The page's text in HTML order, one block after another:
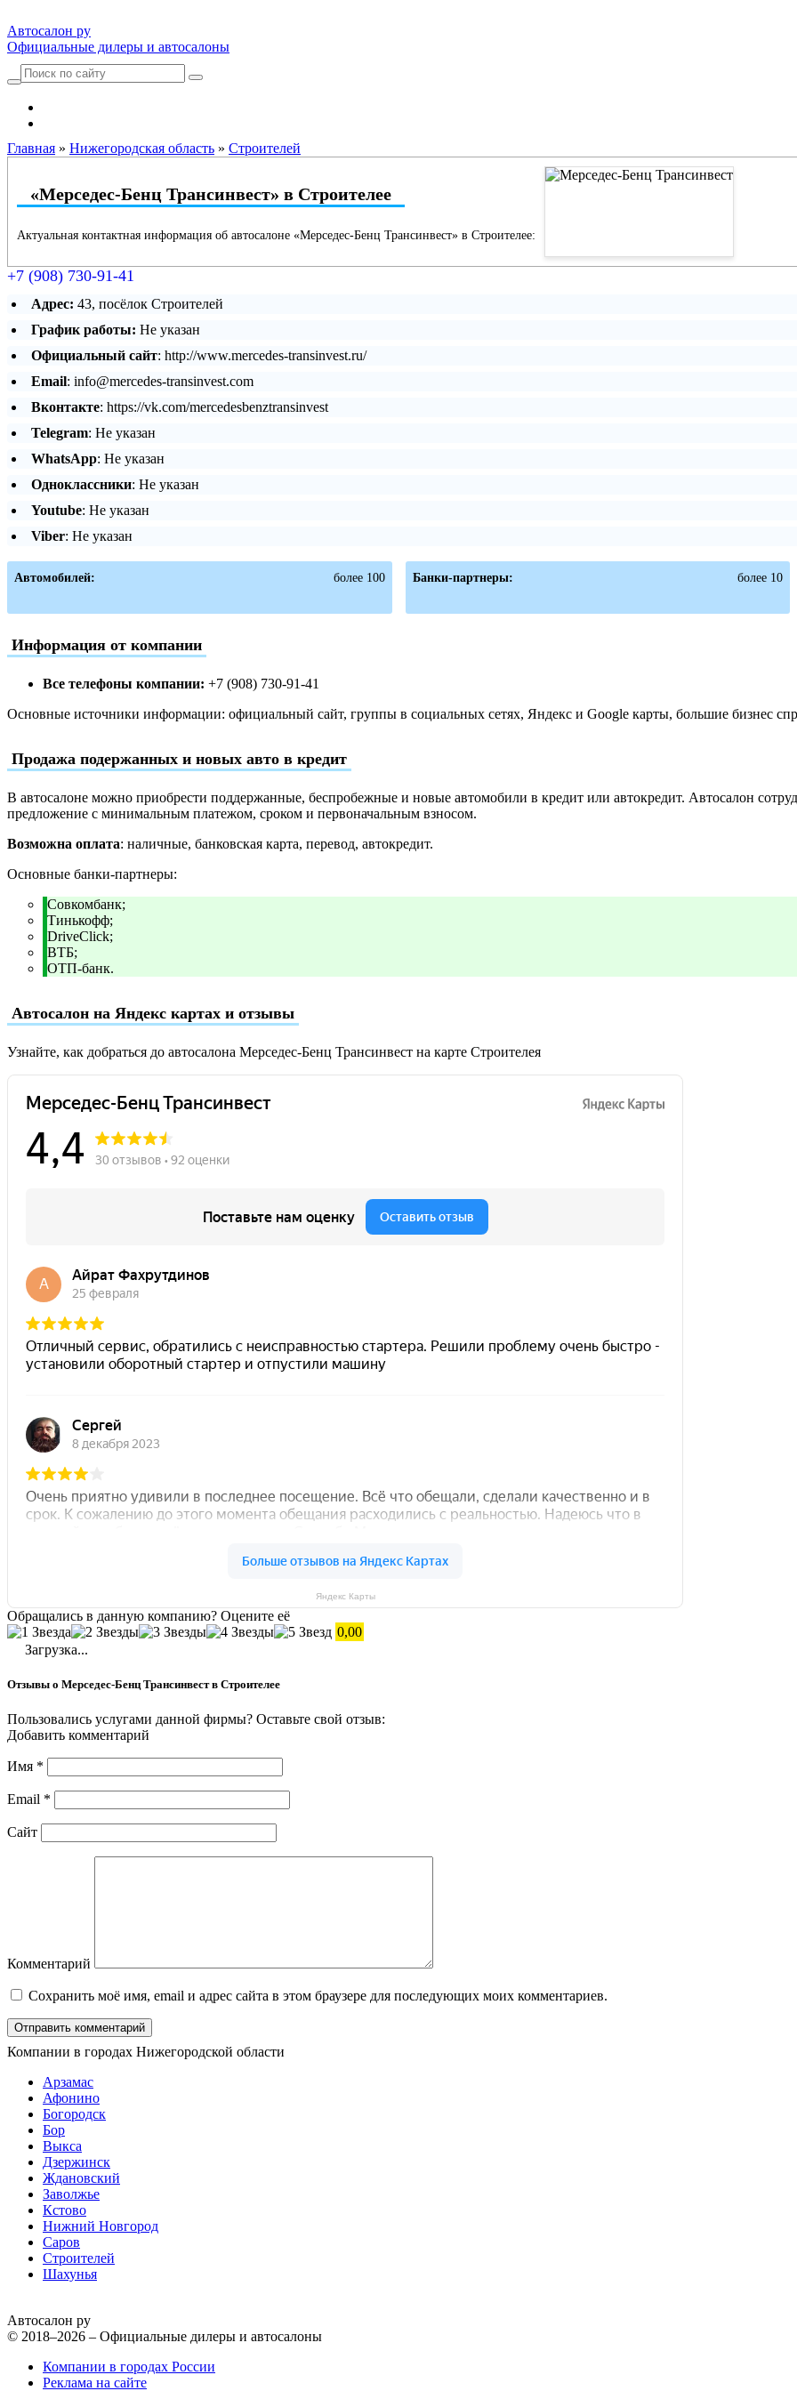
Автосалон ру
Официальные дилеры и автосалоны
Главная » Нижегородская область » Строителей
«Мерседес-Бенц Трансинвест» в Строителее
Актуальная контактная информация об автосалоне «Мерседес-Бенц Трансинвест» в Строителее:
+7 (908) 730-91-41
Адрес: 43, посёлок Строителей
График работы: Не указан
Официальный сайт: http://www.mercedes-transinvest.ru/
Email: info@mercedes-transinvest.com
Вконтакте: https://vk.com/mercedesbenztransinvest
Telegram: Не указан
WhatsApp: Не указан
Одноклассники: Не указан
Youtube: Не указан
Viber: Не указан
Автомобилей: более 100 Банки-партнеры: более 10
Информация от компании
Все телефоны компании: +7 (908) 730-91-41
Основные источники информации: официальный сайт, группы в социальных сетях, Яндекс и Google карты, большие бизнес
Продажа подержанных и новых авто в кредит
В автосалоне можно приобрести поддержанные, беспробежные и новые автомобили в кредит или автокредит. Автосалон
предложение с минимальным платежом, сроком и первоначальным взносом.
Возможна оплата: наличные, банковская карта, перевод, автокредит.
Основные банки-партнеры:
Совкомбанк;
Тинькофф;
DriveClick;
ВТБ;
ОТП-банк.
Автосалон на Яндекс картах и отзывы
Узнайте, как добраться до автосалона Мерседес-Бенц Трансинвест на карте Строителея
Яндекс Карты
Обращались в данную компанию? Оцените её
0,00
Загрузка...
Отзывы о Мерседес-Бенц Трансинвест в Строителее
Пользовались услугами данной фирмы? Оставьте свой отзыв:
Добавить комментарий
Имя *
Email *
Сайт
Комментарий
Сохранить моё имя, email и адрес сайта в этом браузере для последующих моих комментариев.
Компании в городах Нижегородской области
Арзамас
Афонино
Богородск
Бор
Выкса
Дзержинск
Ждановский
Заволжье
Кстово
Нижний Новгород
Саров
Строителей
Шахунья
Автосалон ру
© 2018–2026 – Официальные дилеры и автосалоны
Компании в городах России
Реклама на сайте